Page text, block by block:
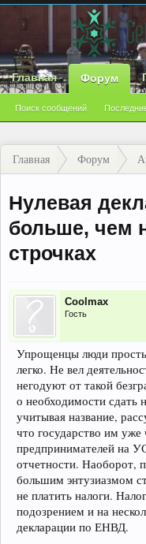
Главная Форум
Поиск сообщений
Главная Форум
Нулевая
больше, чем
строчках
Coolmax
Гость
Упрощенцы люди
легко. Не вел
негодуют от такой
о необходимости сдать
учитывая название,
что государство им
предпринимателей на
отчетности. Наоборот,
большим энтузиазмом
не платить налоги.
подозрением и на
декларации по ЕНВД.